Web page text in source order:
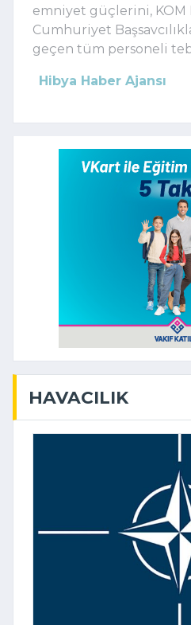
emniyet güçlerini, KOM
Cumhuriyet
geçen tüm personeli
Hibya Haber Ajansı
HAVACILIK